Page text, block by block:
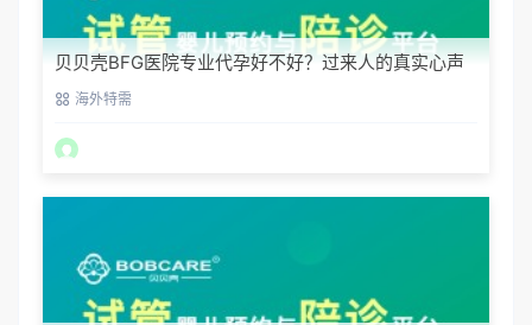
贝贝壳BFG医院专业代孕好不好？过来人的真实心声
海外特需